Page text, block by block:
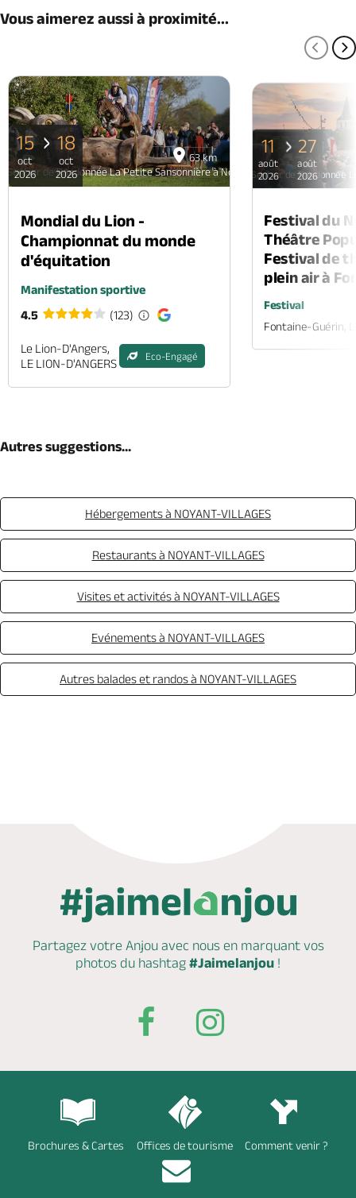
Vous aimerez aussi à proximité...
63 km
Sentier de Randonnée La Petite Sansonnière à Noyant
15
oct
2026
18
oct
2026
Mondial du Lion -
Championnat du monde
d'équitation
Manifestation sportive
4.5
(123)
Le Lion-D'Angers,
LE LION-D'ANGERS
Eco-Engagé
Sentier de Randonnée
11
août
2026
27
août
2026
Festival du
Théâtre
Festival de
plein air à
Festival
Fontaine-Guérin,
Autres suggestions...
Hébergements à NOYANT-VILLAGES
Restaurants à NOYANT-VILLAGES
Visites et activités à NOYANT-VILLAGES
Evénements à NOYANT-VILLAGES
Autres balades et randos à NOYANT-VILLAGES
Partagez votre Anjou avec nous en marquantvos
photos du hashtag #Jaimelanjou !
Brochures & Cartes Offices de tourisme Comment venir ?